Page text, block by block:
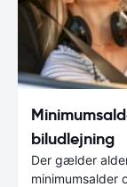
biludlejning
Der gælder
minimumsalder